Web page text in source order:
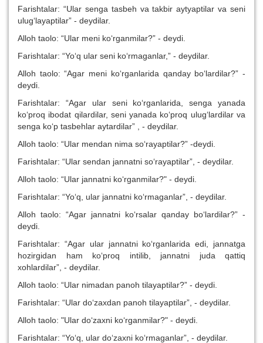
Farishtalar: “Ular senga tasbeh va takbir aytyaptilar va seni
ulug‘layaptilar” - deydilar.
Alloh taolo: “Ular meni ko‘rganmilar?” - deydi.
Farishtalar: “Yo‘q ular seni ko‘rmaganlar,” - deydilar.
Alloh taolo: “Agar meni ko‘rganlarida qanday bo‘lardilar?” -
deydi.
Farishtalar: “Agar ular seni ko‘rganlarida, senga yanada
ko‘proq ibodat qilardilar, seni yanada ko‘proq ulug‘lardilar va
senga ko‘p tasbehlar aytardilar” , - deydilar.
Alloh taolo: “Ular mendan nima so‘rayaptilar?” -deydi.
Farishtalar: “Ular sendan jannatni so‘rayaptilar”, - deydilar.
Alloh taolo: “Ular jannatni ko‘rganmilar?" - deydi.
Farishtalar: “Yo‘q, ular jannatni ko‘rmaganlar”, - deydilar.
Alloh taolo: “Agar jannatni ko‘rsalar qanday bo‘lardilar?” -
deydi.
Farishtalar: “Agar ular jannatni ko‘rganlarida edi, jannatga
hozirgidan ham ko‘proq intilib, jannatni juda qattiq
xohlardilar”, - deydilar.
Alloh taolo: “Ular nimadan panoh tilayaptilar?” - deydi.
Farishtalar: “Ular do‘zaxdan panoh tilayaptilar”, - deydilar.
Alloh taolo: "Ular do‘zaxni ko‘rganmilar?" - deydi.
Farishtalar: “Yo‘q, ular do‘zaxni ko‘rmaganlar”, - deydilar.